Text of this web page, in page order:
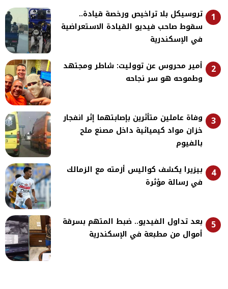
1
تروسيكل بلا تراخيص ورخصة قيادة..
سقوط صاحب فيديو القيادة الاستعراضية
في الإسكندرية
2
أمير محروس عن تووليت: شاطر ومجتهد
وطموحه هو سر نجاحه
3
وفاة عاملين متأثرين بإصابتهما إثر انفجار
خزان مواد كيميائية داخل مصنع ملح
بالفيوم
4
بيزيرا يكشف كواليس أزمته مع الزمالك
في رسالة مؤثرة
5
بعد تداول الفيديو.. ضبط المتهم بسرقة
أموال من مطبعة في الإسكندرية